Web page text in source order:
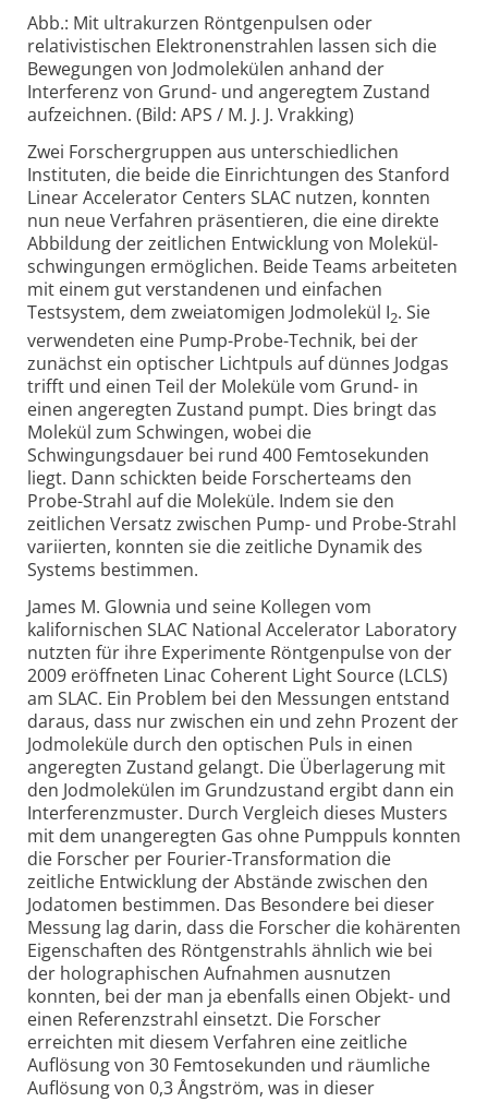
Abb.: Mit ultrakurzen Röntgenpulsen oder
relativistischen Elektronenstrahlen lassen sich die
Bewegungen von Jodmolekülen anhand der
Interferenz von Grund- und angeregtem Zustand
aufzeichnen. (Bild: APS / M. J. J. Vrakking)
Zwei Forscher­gruppen aus unterschied­lichen
Instituten, die beide die Ein­richtungen des Stanford
Linear Accelerator Centers SLAC nutzen, konnten
nun neue Verfahren präsentieren, die eine direkte
Abbildung der zeitlichen Entwicklung von Molekül­
schwingungen ermöglichen. Beide Teams arbeiteten
mit einem gut verstandenen und einfachen
Testsystem, dem zwei­atomigen Jodmolekül I2. Sie
verwendeten eine Pump-Probe-Technik, bei der
zunächst ein optischer Lichtpuls auf dünnes Jodgas
trifft und einen Teil der Moleküle vom Grund- in
einen angeregten Zustand pumpt. Dies bringt das
Molekül zum Schwingen, wobei die
Schwingungsdauer bei rund 400 Femto­sekunden
liegt. Dann schickten beide Forscher­teams den
Probe-Strahl auf die Moleküle. Indem sie den
zeitlichen Versatz zwischen Pump- und Probe-Strahl
variierten, konnten sie die zeitliche Dynamik des
Systems bestimmen.
James M. Glownia und seine Kollegen vom
kalifornischen SLAC National Acce­lerator Labo­ratory
nutzten für ihre Experimente Röntgen­pulse von der
2009 eröffneten Linac Coherent Light Source (LCLS)
am SLAC. Ein Problem bei den Messungen entstand
daraus, dass nur zwischen ein und zehn Prozent der
Jodmoleküle durch den optischen Puls in einen
angeregten Zustand gelangt. Die Über­lagerung mit
den Jodmolekülen im Grund­zustand ergibt dann ein
Interferenz­muster. Durch Vergleich dieses Musters
mit dem unan­geregten Gas ohne Pumppuls konnten
die Forscher per Fourier-Trans­formation die
zeitliche Entwicklung der Abstände zwischen den
Jodatomen bestimmen. Das Besondere bei dieser
Messung lag darin, dass die Forscher die kohärenten
Eigen­schaften des Röntgenstrahls ähnlich wie bei
der holo­graphischen Aufnahmen ausnutzen
konnten, bei der man ja ebenfalls einen Objekt- und
einen Referenz­strahl einsetzt. Die Forscher
erreichten mit diesem Verfahren eine zeitliche
Auflösung von 30 Femto­sekunden und räumliche
Auflösung von 0,3 Ångström, was in dieser